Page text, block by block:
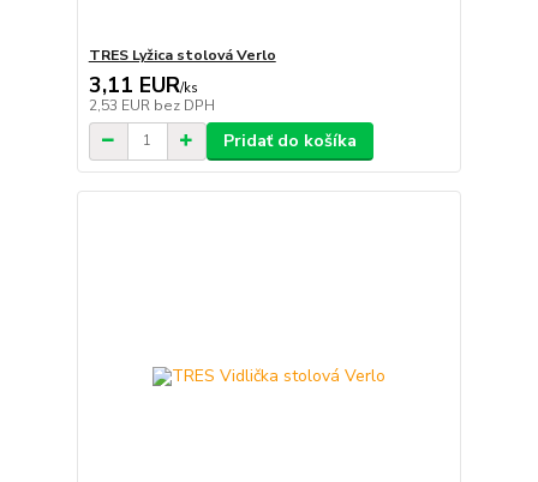
TRES Lyžica stolová Verlo
3,11 EUR/ks
2,53 EUR bez DPH
Pridať do košíka